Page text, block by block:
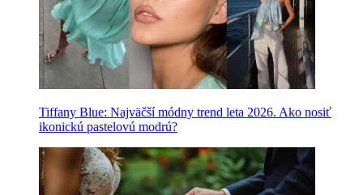
Tiffany Blue: Najväčší módny trend leta 2026. Ako nosiť
ikonickú pastelovú modrú?